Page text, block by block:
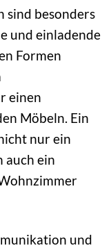
sind besonders
und einladende
Formen
einen
Möbeln. Ein
nur ein
auch ein
und